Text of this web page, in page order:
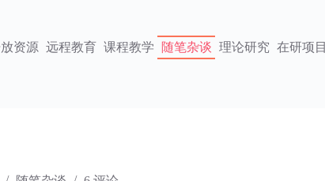
资源 远程教育 课程教学 随笔杂谈 理论研究 在研项目